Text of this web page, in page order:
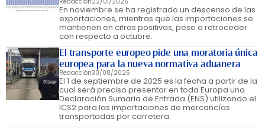
En noviembre se ha registrado un descenso de las
exportaciones, mientras que las importaciones se
mantienen en cifras positivas, pese a retroceder
con respecto a octubre.
El transporte europeo pide una moratoria única
europea para la nueva normativa aduanera
Redacción30/08/2025
El 1 de septiembre de 2025 es la fecha a partir de la
cual será preciso presentar en toda Europa una
Declaración Sumaria de Entrada (ENS) utilizando el
ICS2 para las importaciones de mercancías
transportadas por carretera.